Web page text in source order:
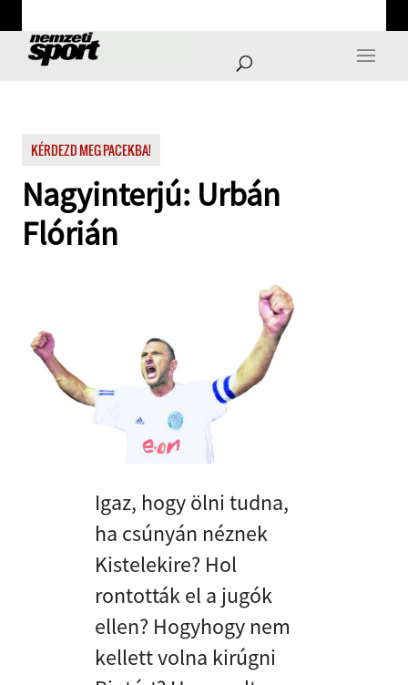
KÉRDEZD MEG PACEKBA!
Nagyinterjú: Urbán
Flórián
Igaz, hogy ölni tudna,
ha csúnyán néznek
Kistelekire? Hol
rontották el a jugók
ellen? Hogyhogy nem
kellett volna kirúgni